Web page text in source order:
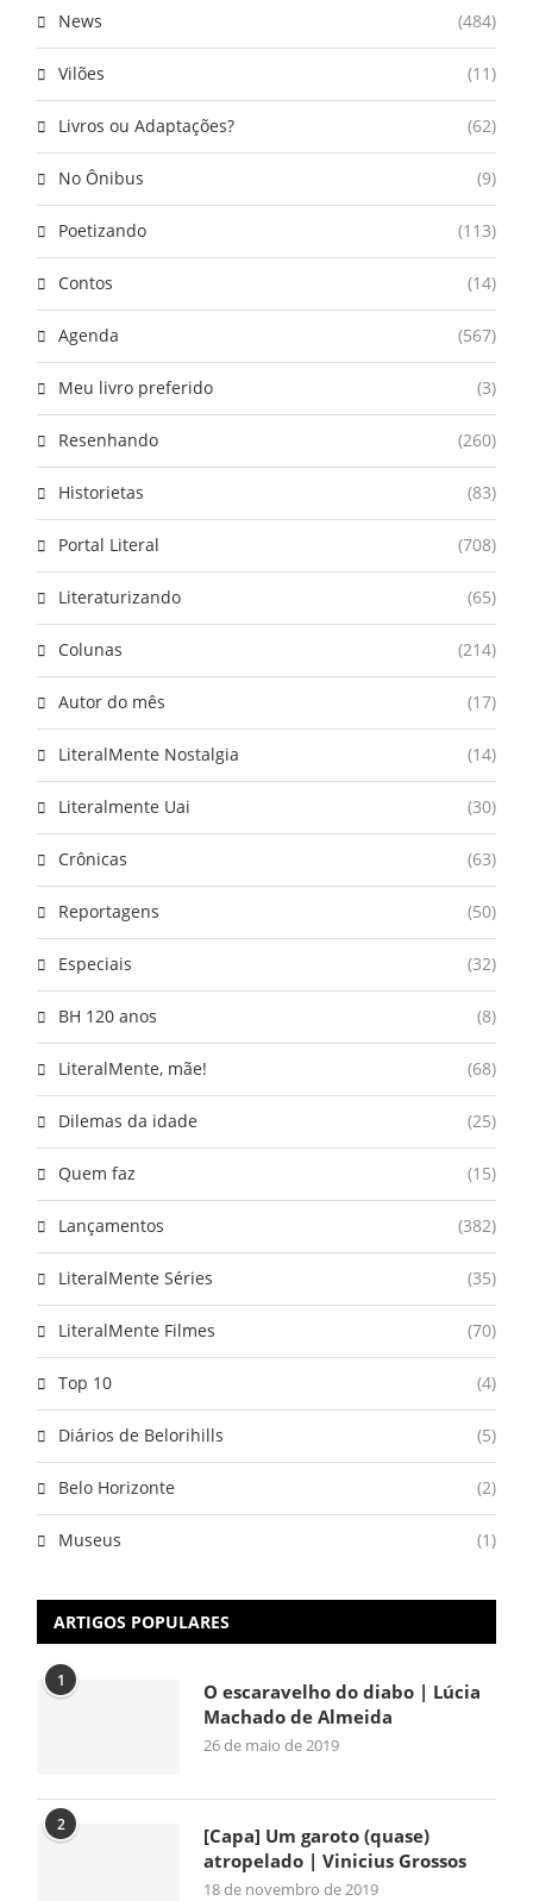
News (484)
Vilões (11)
Livros ou Adaptações? (62)
No Ônibus (9)
Poetizando (113)
Contos (14)
Agenda (567)
Meu livro preferido (3)
Resenhando (260)
Historietas (83)
Portal Literal (708)
Literaturizando (65)
Colunas (214)
Autor do mês (17)
LiteralMente Nostalgia (14)
Literalmente Uai (30)
Crônicas (63)
Reportagens (50)
Especiais (32)
BH 120 anos (8)
LiteralMente, mãe! (68)
Dilemas da idade (25)
Quem faz (15)
Lançamentos (382)
LiteralMente Séries (35)
LiteralMente Filmes (70)
Top 10 (4)
Diários de Belorihills (5)
Belo Horizonte (2)
Museus (1)
ARTIGOS POPULARES
1
O escaravelho do diabo | Lúcia
Machado de Almeida
26 de maio de 2019
2
[Capa] Um garoto (quase)
atropelado | Vinicius Grossos
18 de novembro de 2019